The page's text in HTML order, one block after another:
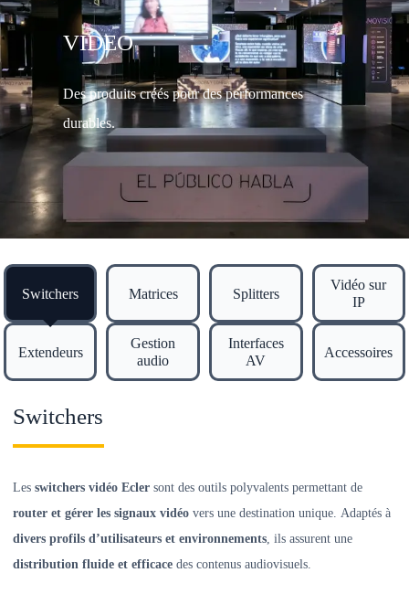
VIDEO
Des produits créés pour des performances
durables.
Switchers Matrices Splitters
Vidéo sur
IP
Extendeurs
Gestion
audio
Interfaces
AV
Accessoires
Switchers
Les switchers vidéo Eclersont des outils polyvalents permettant de
router et gérer les signaux vidéovers une destination unique. Adaptés à
divers profils d’utilisateurs et environnements, ils assurent une
distribution fluide et efficacedes contenus audiovisuels.